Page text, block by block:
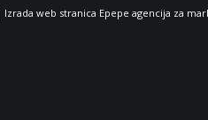
Izrada web stranica Epepe agencija za